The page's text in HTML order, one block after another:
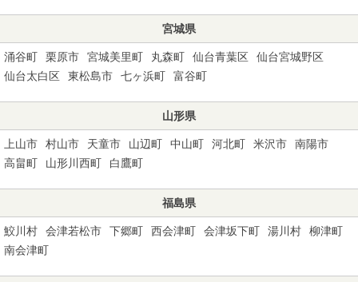
宮城県
涌谷町 栗原市 宮城美里町 丸森町 仙台青葉区
仙台宮城野区
仙台太白区
東松島市 七ヶ浜町 富谷町
山形県
上山市 村山市 天童市 山辺町 中山町 河北町 米沢市
南陽市
高畠町
山形川西町 白鷹町
福島県
鮫川村 会津若松市 下郷町 西会津町 会津坂下町 湯川村
柳津町
南会津町